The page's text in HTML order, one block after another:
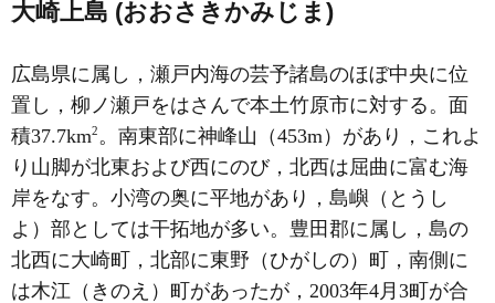
大崎上島 (おおさきかみじま)
広島県に属し，瀬戸内海の芸予諸島のほぼ中央に位
置し，柳ノ瀬戸をはさんで本土竹原市に対する。面
積37.7km2。南東部に神峰山（453m）があり，これよ
り山脚が北東および西にのび，北西は屈曲に富む海
岸をなす。小湾の奥に平地があり，島嶼（とうし
よ）部としては干拓地が多い。豊田郡に属し，島の
北西に大崎町，北部に東野（ひがしの）町，南側に
は木江（きのえ）町があったが，2003年4月3町が合